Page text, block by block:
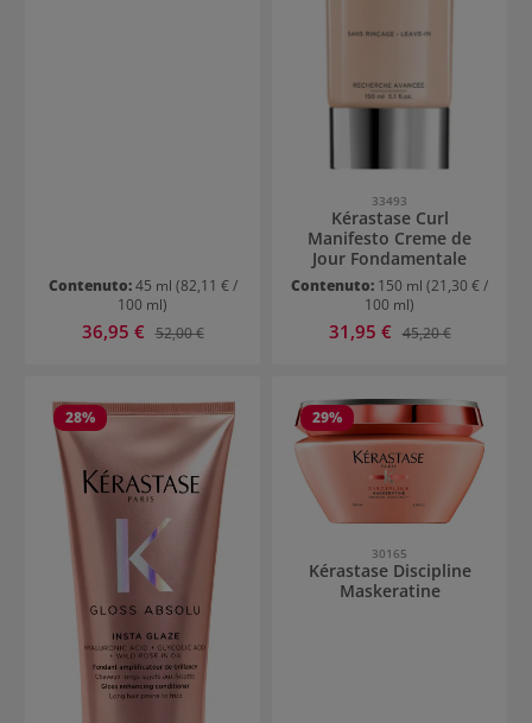
Contenuto:45 ml (82,11 € /
100 ml)
Prezzo di vendita:
36,95 € Prezzo normale:
52,00 €
33493
Kérastase Curl
Manifesto Creme de
Jour Fondamentale
Contenuto: 150 ml (21,30 € /
100 ml)
Prezzo di vendita:
31,95 € Prezzo normale:
45,20 €
28% 29%
30165
Kérastase Discipline
Maskeratine